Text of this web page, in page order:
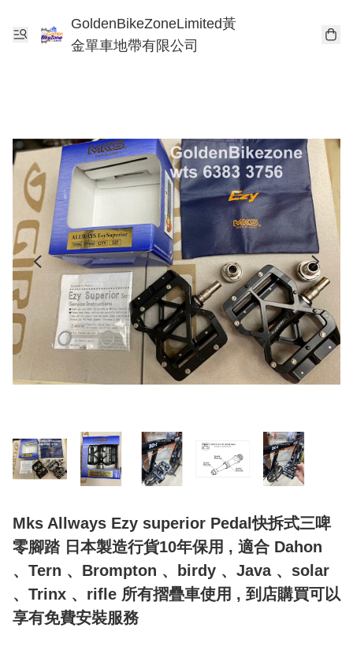
GoldenBikeZoneLimited黃
金單車地帶有限公司
Mks Allways Ezy superior Pedal快拆式三啤
零腳踏 日本製造行貨10年保用 , 適合 Dahon
、Tern 、Brompton 、birdy 、Java 、solar
、Trinx 、rifle 所有摺疊車使用 , 到店購買可以
享有免費安裝服務